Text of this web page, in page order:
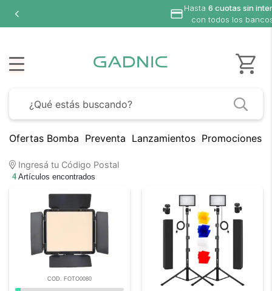
Hasta 6 cuotas sin
con todos los
Ofertas Bomba Preventa Lanzamientos Promociones
Ingresá tu Código Postal
4Artículos encontrados
COD. FOTO0080